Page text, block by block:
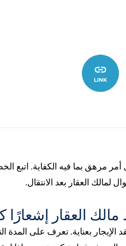
ar/detail/qaymt-
althqq-
qbl-
Link
أمر مرهق بما فيه الكفاية.
لمالك العقار بعد الانتقال.
العقار إشعارًا
الإيجار بعناية. تعرف على المدة